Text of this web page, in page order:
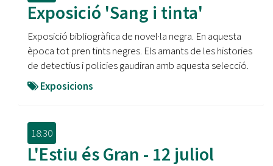
Exposició 'Sang i tinta'
Exposició bibliogràfica de novel·la negra. En aquesta
època tot pren tints negres. Els amants de les histories
de detectius i policies gaudiran amb aquesta selecció.
Exposicions
18:30
L'Estiu és Gran - 12 juliol